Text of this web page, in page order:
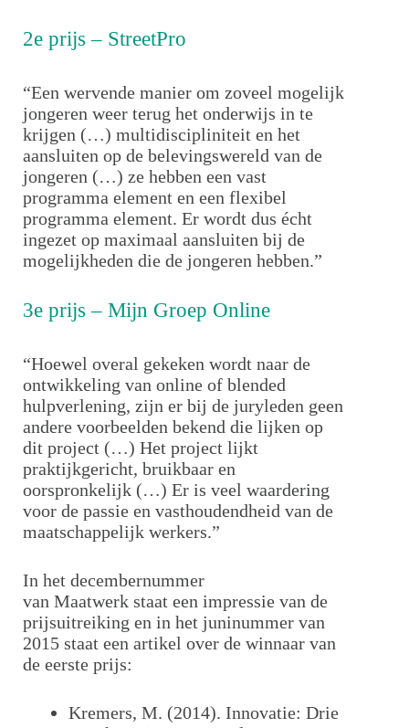
2e prijs – StreetPro
“Een wervende manier om zoveel mogelijk
jongeren weer terug het onderwijs in te
krijgen (…) multidiscipliniteit en het
aansluiten op de belevingswereld van de
jongeren (…) ze hebben een vast
programma element en een flexibel
programma element. Er wordt dus écht
ingezet op maximaal aansluiten bij de
mogelijkheden die de jongeren hebben.”
3e prijs – Mijn Groep Online
“Hoewel overal gekeken wordt naar de
ontwikkeling van online of blended
hulpverlening, zijn er bij de juryleden geen
andere voorbeelden bekend die lijken op
dit project (…) Het project lijkt
praktijkgericht, bruikbaar en
oorspronkelijk (…) Er is veel waardering
voor de passie en vasthoudendheid van de
maatschappelijk werkers.”
In het decembernummer
van Maatwerk staat een impressie van de
prijsuitreiking en in het juninummer van
2015 staat een artikel over de winnaar van
de eerste prijs:
Kremers, M. (2014). Innovatie: Drie